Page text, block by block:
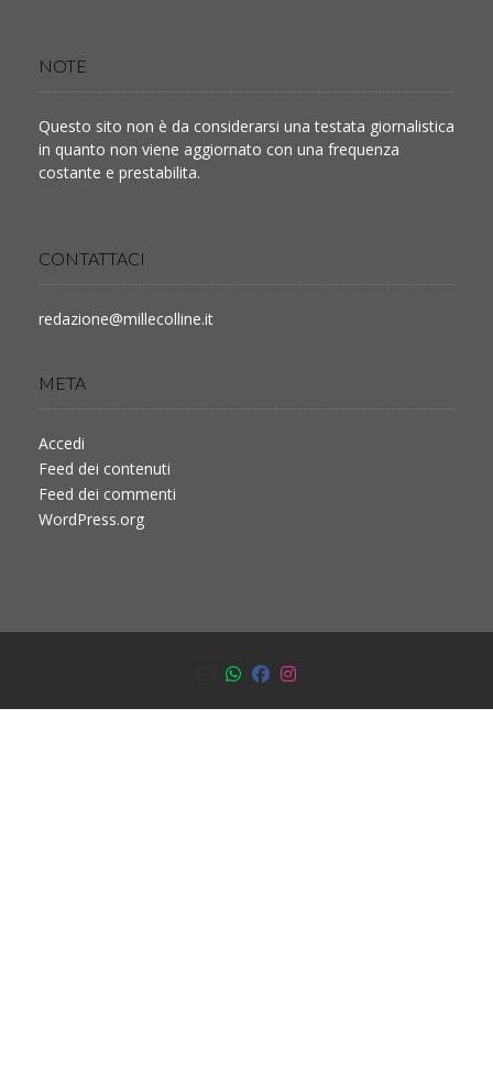
NOTE
Questo sito non è da considerarsi una testata giornalistica
in quanto non viene aggiornato con una frequenza
costante e prestabilita.
CONTATTACI
redazione@millecolline.it
META
Accedi
Feed dei contenuti
Feed dei commenti
WordPress.org